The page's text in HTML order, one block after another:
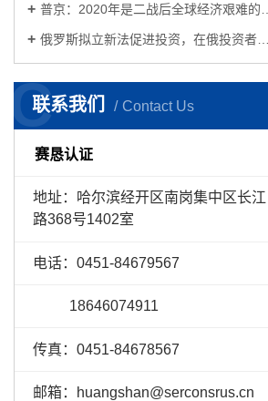
普京：2020年是二战后全球经济艰难的一年 俄罗斯反危机措施见成效
俄罗斯拟立新法促进投资，在俄投资者的春天来了！
联系我们 Contact Us
C
赛恳认证
地址： 哈尔滨经开区南岗集中区长江
路368号1402室
电话：0451-84679567
18646074911
传真：0451-84678567
邮箱：huangshan@serconsrus.cn